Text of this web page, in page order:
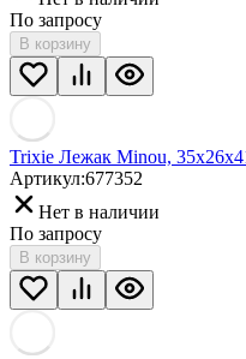
По запросу
В корзину
Trixie Лежак Minou,
Артикул:677352
Нет в наличии
По запросу
В корзину